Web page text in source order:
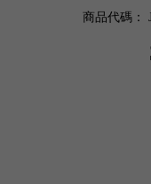
商品代碼：